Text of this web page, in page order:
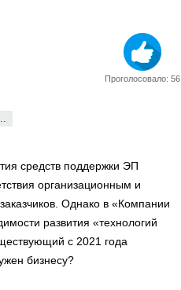
Проголосовало: 56
средств поддержки ЭП
организационным и
Однако в «Компании
развития «технологий
с 2021 года
бизнесу?